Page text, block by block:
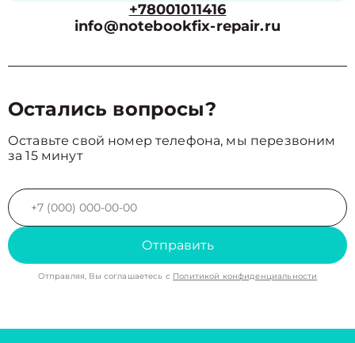
+78001011416
info@notebookfix-repair.ru
Остались вопросы?
Оставьте свой номер телефона, мы перезвоним
за 15 минут
Отправить
Отправляя, Вы соглашаетесь с Политикой конфиденциальности